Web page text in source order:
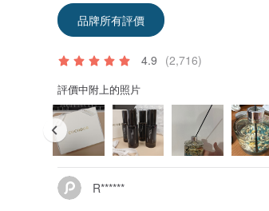
品牌所有評價
4.9 (2,716)
評價中附上的照片
R******